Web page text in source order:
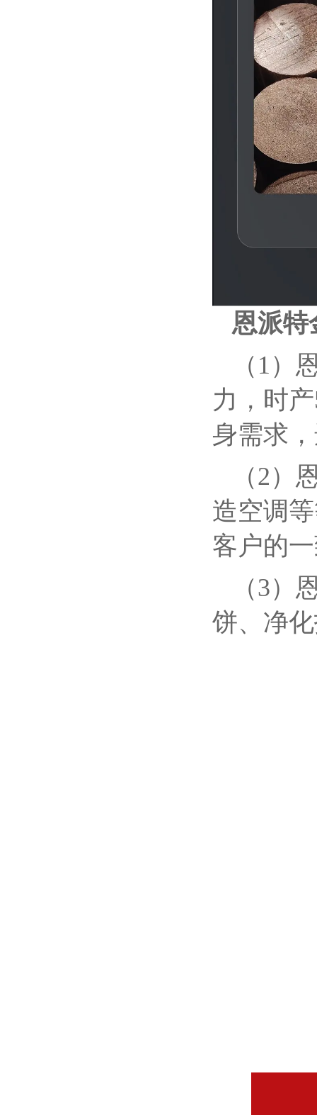
恩派特
（1）
力，时
身需求
（2）
造空调
客户的
（3）
饼、净